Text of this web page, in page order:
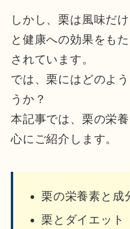
しかし、栗は風味だ
と健康への効果をも
されています。
では、栗にはどのよ
うか？
本記事では、栗の栄
心にご紹介します。
栗の栄養素と成
栗とダイエット